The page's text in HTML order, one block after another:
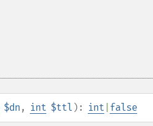
$dn , int $ttl ): int false